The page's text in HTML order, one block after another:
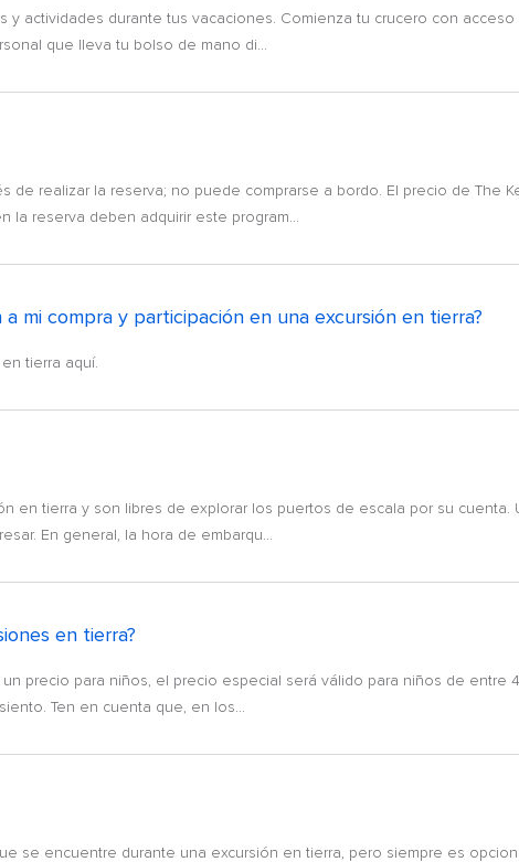
y actividades durante tus vacaciones. Comienza tu crucero con
que lleva tu bolso de mano di...
de realizar la reserva; no puede comprarse a bordo. El precio de The
reserva deben adquirir este program...
mi compra y participación en una excursión en tierra?
tierra aquí.
en tierra y son libres de explorar los puertos de escala por su cuenta.
En general, la hora de embarqu...
en tierra?
precio para niños, el precio especial será válido para niños de entre
Ten en cuenta que, en los...
se encuentre durante una excursión en tierra, pero siempre es